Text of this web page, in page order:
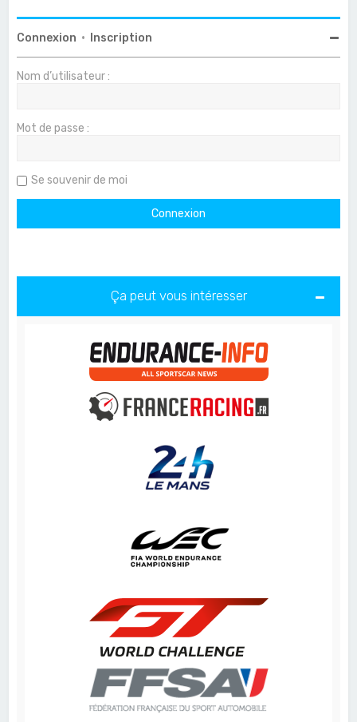
Connexion • Inscription
Nom d’utilisateur :
Mot de passe :
Se souvenir de moi
Ça peut vous intéresser